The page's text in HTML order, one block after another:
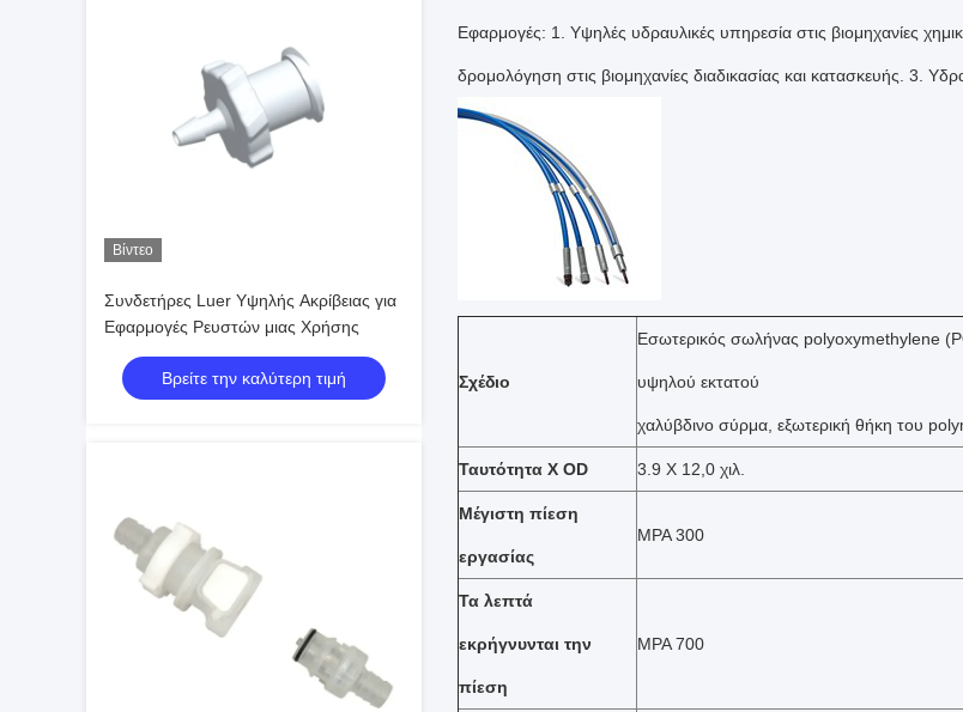
Βίντεο
Συνδετήρες Luer Υψηλής Ακρίβειας για
Εφαρμογές Ρευστών μιας Χρήσης
Βρείτε την καλύτερη τιμή
Εφαρμογές: 1. Υψηλές υδραυλικές υπηρεσία στις βιομηχανίες
δρομολόγηση στις βιομηχανίες διαδικασίας και κατασκευής. 3.
Σχέδιο
Εσωτερικός σωλήνας polyoxymethylene
υψηλού εκτατού
χαλύβδινο σύρμα, εξωτερική θήκη του
Ταυτότητα Χ OD 3.9 X 12,0 χιλ.
Μέγιστη πίεση
εργασίας
MPA 300
Τα λεπτά
εκρήγνυνται την
πίεση
MPA 700